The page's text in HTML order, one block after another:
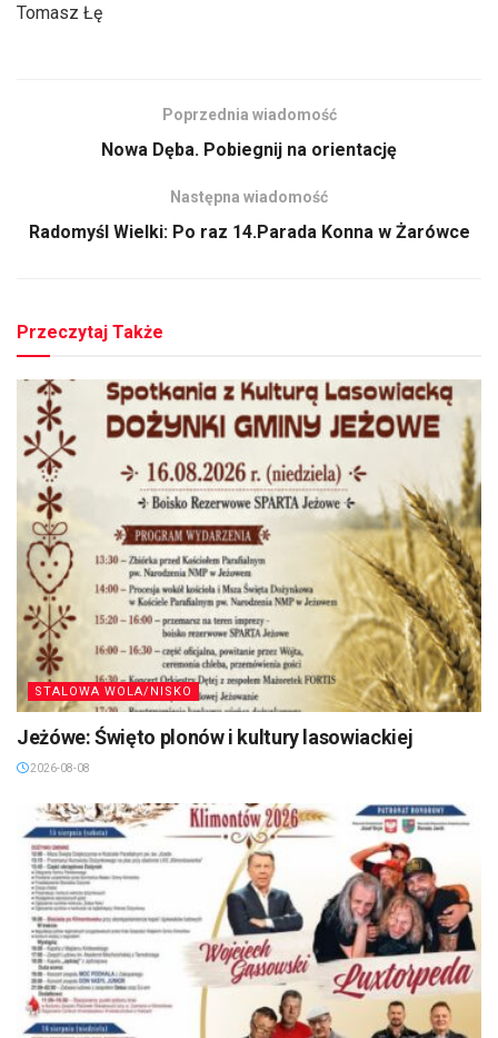
Tomasz Łę
Poprzednia wiadomość
Nowa Dęba. Pobiegnij na orientację
Następna wiadomość
Radomyśl Wielki: Po raz 14.Parada Konna w Żarówce
Przeczytaj Także
STALOWA WOLA/NISKO
Jeżówe: Święto plonów i kultury lasowiackiej
2026-08-08